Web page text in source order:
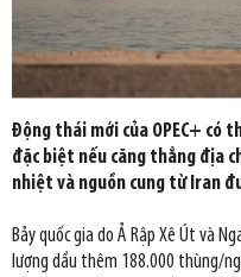
Động thái mới của OPEC+ có
đặc biệt nếu căng thẳng địa
nhiệt và nguồn cung từ Iran
Bảy quốc gia do Ả Rập Xê Út và
lượng dầu thêm 188.000 thùng/